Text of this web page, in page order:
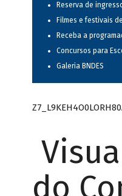
Reserva de
Filmes e festivais
Receba a
Concursos para
Galeria BNDES
do